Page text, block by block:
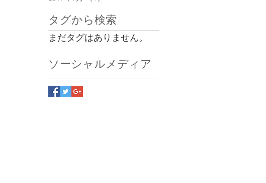
タグから検索
まだタグはありません。
ソーシャルメディア